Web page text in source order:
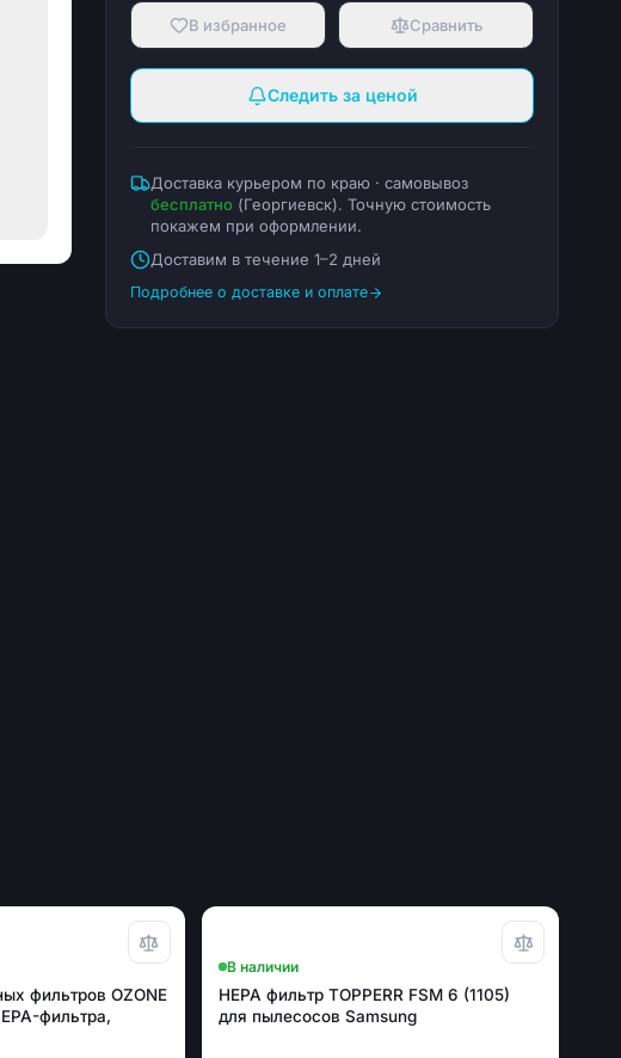
В избранное Сравнить
Следить за ценой
Доставка курьером по краю · самовывоз
бесплатно (Георгиевск). Точную стоимость
покажем при оформлении.
Доставим в течение 1–2 дней
Подробнее о доставке и оплате
фильтров OZONE
фильтра,
В наличии
HEPA фильтр TOPPERR FSM 6 (1105)
для пылесосов Samsung